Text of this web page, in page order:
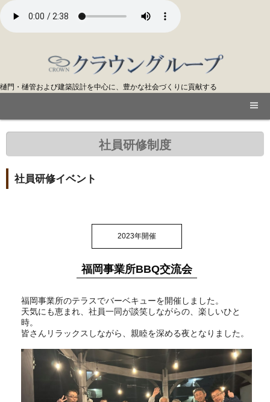
樋門・樋管および建築設計を中心に、豊かな社会づくりに貢献する
社員研修制度
社員研修イベント
2023年開催
福岡事業所BBQ交流会
福岡事業所のテラスでバーベキューを開催しました。
天気にも恵まれ、社員一同が談笑しながらの、楽しいひと
時。
皆さんリラックスしながら、親睦を深める夜となりました。